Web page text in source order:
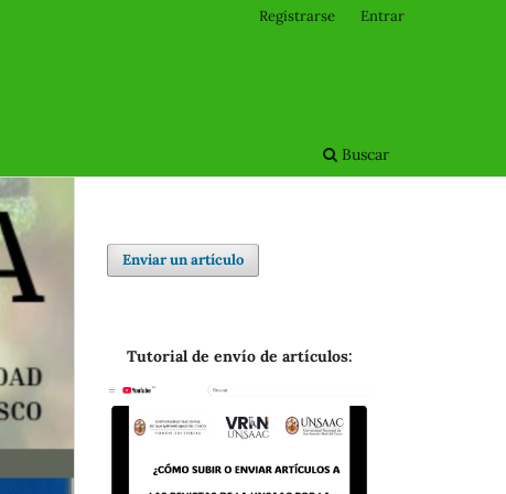
Buscar
Registrarse Entrar
Enviar un artículo
Tutorial de envío de artículos: